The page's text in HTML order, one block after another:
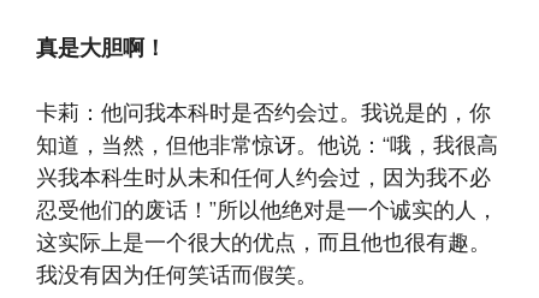
真是大胆啊！
卡莉：他问我本科时是否约会过。我说是的，你
知道，当然，但他非常惊讶。他说：“哦，我很高
兴我本科生时从未和任何人约会过，因为我不必
忍受他们的废话！”所以他绝对是一个诚实的人，
这实际上是一个很大的优点，而且他也很有趣。
我没有因为任何笑话而假笑。